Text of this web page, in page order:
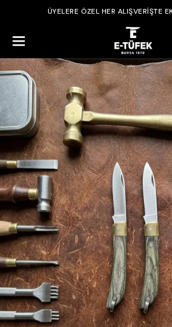
ÜYELERE ÖZEL HER ALIŞVERİŞTE